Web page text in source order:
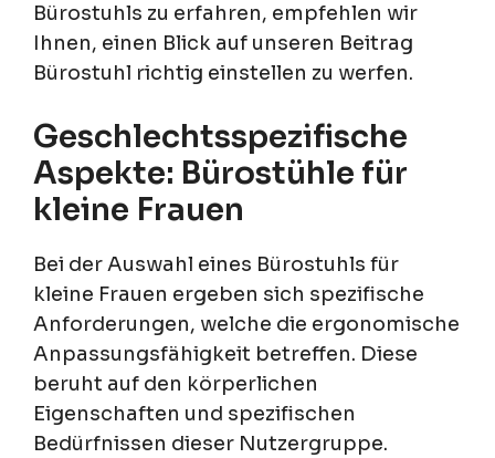
Bürostuhls zu erfahren, empfehlen wir
Ihnen, einen Blick auf unseren Beitrag
Bürostuhl richtig einstellen zu werfen.
Geschlechtsspezifische
Aspekte: Bürostühle für
kleine Frauen
Bei der Auswahl eines Bürostuhls für
kleine Frauen ergeben sich spezifische
Anforderungen, welche die ergonomische
Anpassungsfähigkeit betreffen. Diese
beruht auf den körperlichen
Eigenschaften und spezifischen
Bedürfnissen dieser Nutzergruppe.